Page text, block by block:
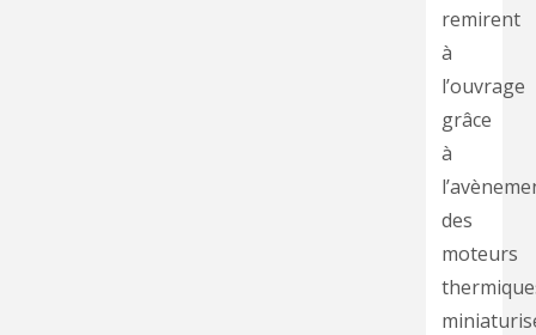
remirent
à
l’ouvrage
grâce
à
des
moteurs